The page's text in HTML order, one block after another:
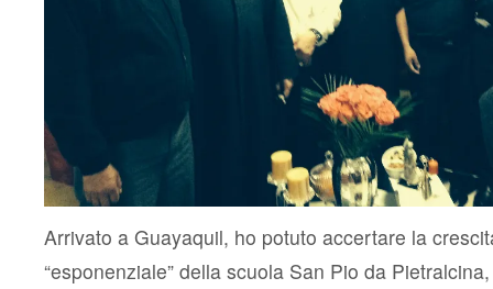
Arrivato a Guayaquil, ho potuto accertare la
“esponenziale” della scuola San Pio da